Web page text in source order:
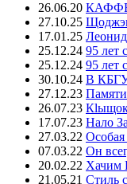
26.06.20
27.10.25
17.01.25
25.12.24 95 лет
25.12.24 95 лет
30.10.24 В КБГУ
27.12.23
26.07.23
17.07.23 Нало
27.03.22 Особая
07.03.22 Он
20.02.22 Хачим
21.05.21 Стиль